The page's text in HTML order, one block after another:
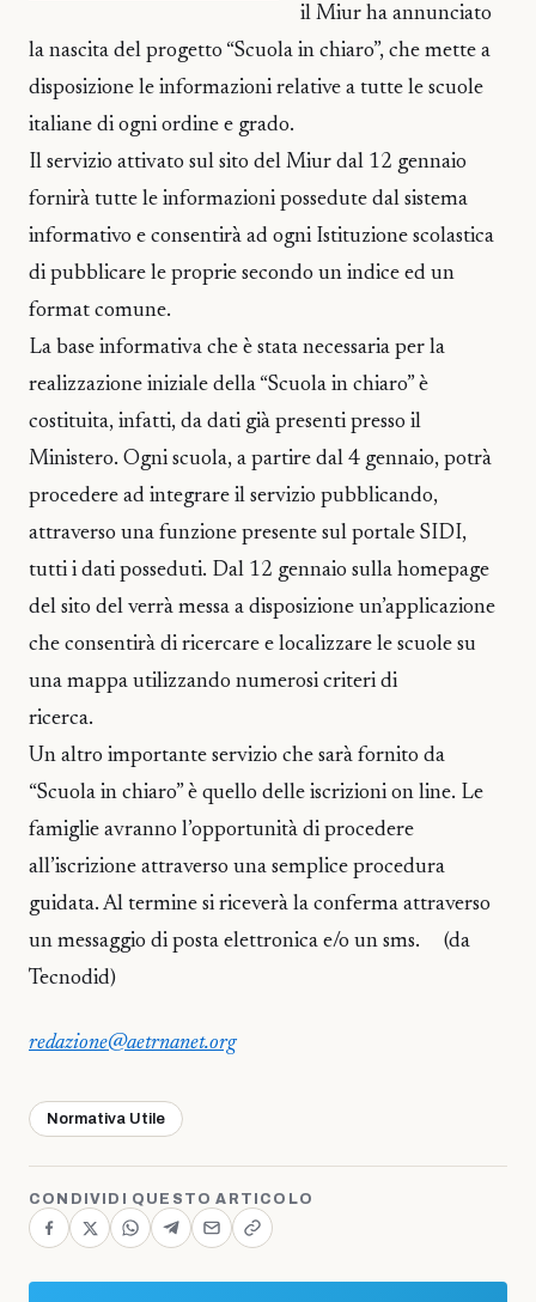
il Miur ha annunciato
la nascita del progetto “Scuola in chiaro”, che mette a
disposizione le informazioni relative a tutte le scuole
italiane di ogni ordine e grado.
Il servizio attivato sul sito del Miur dal 12 gennaio
fornirà tutte le informazioni possedute dal sistema
informativo e consentirà ad ogni Istituzione scolastica
di pubblicare le proprie secondo un indice ed un
format comune.
La base informativa che è stata necessaria per la
realizzazione iniziale della “Scuola in chiaro” è
costituita, infatti, da dati già presenti presso il
Ministero. Ogni scuola, a partire dal 4 gennaio, potrà
procedere ad integrare il servizio pubblicando,
attraverso una funzione presente sul portale SIDI,
tutti i dati posseduti. Dal 12 gennaio sulla homepage
del sito del verrà messa a disposizione un’applicazione
che consentirà di ricercare e localizzare le scuole su
una mappa utilizzando numerosi criteri di
ricerca.
Un altro importante servizio che sarà fornito da
“Scuola in chiaro” è quello delle iscrizioni on line. Le
famiglie avranno l’opportunità di procedere
all’iscrizione attraverso una semplice procedura
guidata. Al termine si riceverà la conferma attraverso
un messaggio di posta elettronica e/o un sms. (da
Tecnodid)
redazione@aetrnanet.org
Normativa Utile
CONDIVIDI QUESTO ARTICOLO